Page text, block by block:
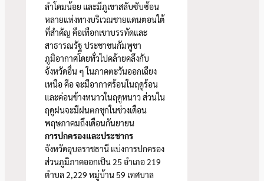
ลำโดมน้อย และมีภูเขาสลับซับซ้อน
หลายแห่งทางบริเวณชายแดนตอนใต้
ที่สำคัญ คือเทือกเขาบรรทัดและ
สาธารณรัฐ ประชาชนกัมพูชา
ภูมิอากาศโดยทั่วไปคล้ายคลึงกับ
จังหวัดอื่น ๆ ในภาคตะวันออกเฉียง
เหนือ คือ จะมีอากาศร้อนในฤดูร้อน
และค่อนข้างหนาวในฤดูหนาว ส่วนใน
ฤดูฝนจะมีฝนตกชุกในช่วงเดือน
พฤษภาคมถึงเดือนกันยายน
การปกครองและประชากร
จังหวัดอุบลราชธานี แบ่งการปกครอง
ส่วนภูมิภาคออกเป็น 25 อำเภอ 219
ตำบล 2,229 หมู่บ้าน 59 เทศบาล